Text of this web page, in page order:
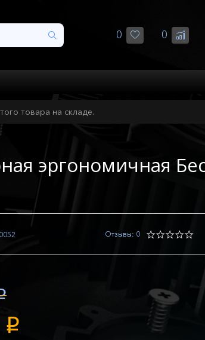
0 0
товара на складе.
эргономичная
Отзывы: 0
p